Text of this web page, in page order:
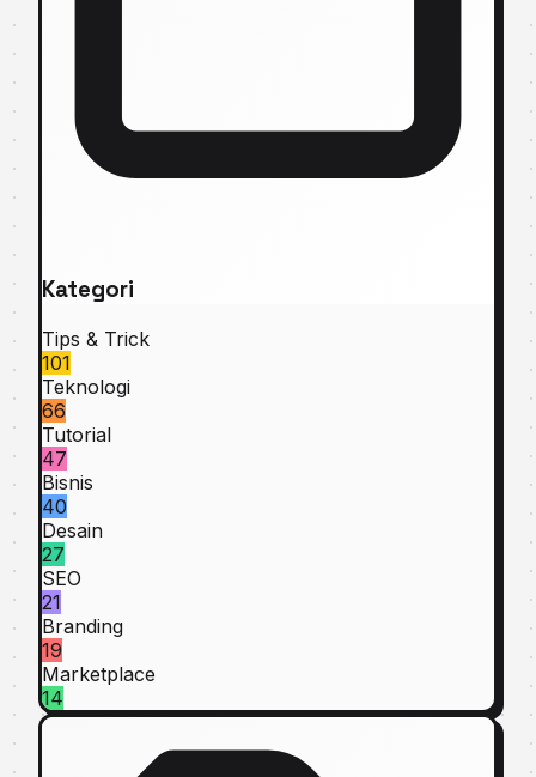
Kategori
Tips & Trick
101
Teknologi
66
Tutorial
47
Bisnis
40
Desain
27
SEO
21
Branding
19
Marketplace
14